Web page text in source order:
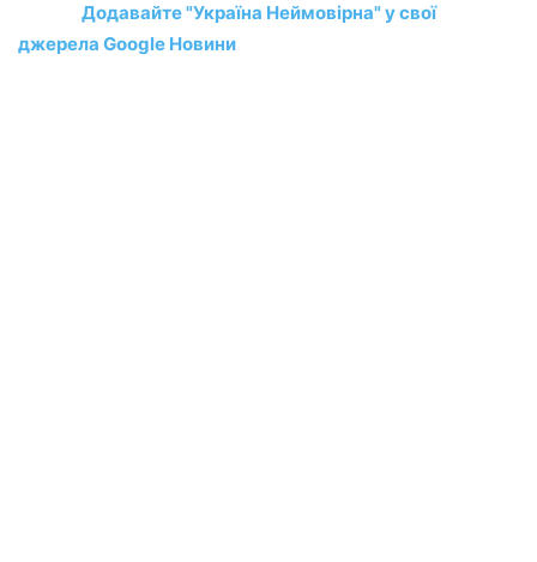
Додавайте "Україна Неймовірна" у свої
джерела Google Новини